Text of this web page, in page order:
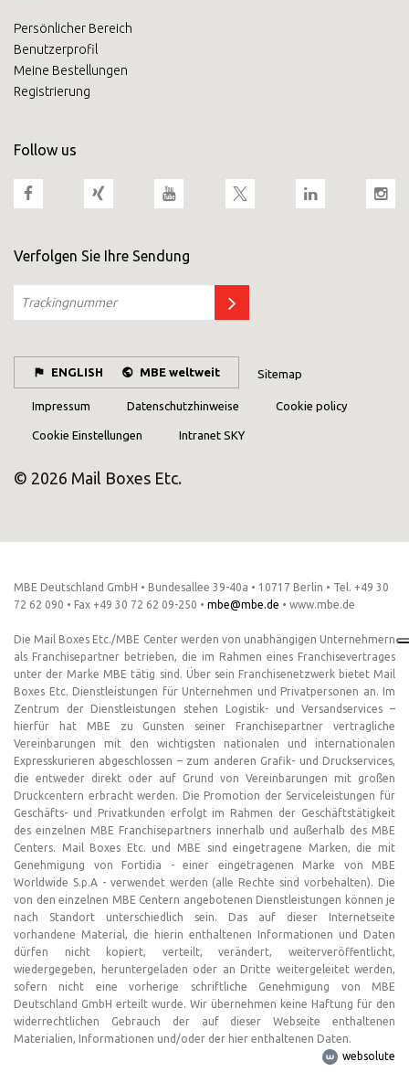
Persönlicher Bereich
Benutzerprofil
Meine Bestellungen
Registrierung
Follow us
Verfolgen Sie Ihre Sendung
ENGLISH MBE weltweit Sitemap
Impressum Datenschutzhinweise Cookie policy
Cookie Einstellungen Intranet SKY
© 2026 Mail Boxes Etc.
MBE Deutschland GmbH • Bundesallee 39-40a • 10717 Berlin • Tel. +49 30
72 62 090 • Fax +49 30 72 62 09-250 • mbe@mbe.de • www.mbe.de
Die Mail Boxes Etc./MBE Center werden von unabhängigen Unternehmern
als Franchisepartner betrieben, die im Rahmen eines Franchisevertrages
unter der Marke MBE tätig sind. Über sein Franchisenetzwerk bietet Mail
Boxes Etc. Dienstleistungen für Unternehmen und Privatpersonen an. Im
Zentrum der Dienstleistungen stehen Logistik- und Versandservices –
hierfür hat MBE zu Gunsten seiner Franchisepartner vertragliche
Vereinbarungen mit den wichtigsten nationalen und internationalen
Expresskurieren abgeschlossen – zum anderen Grafik- und Druckservices,
die entweder direkt oder auf Grund von Vereinbarungen mit großen
Druckcentern erbracht werden. Die Promotion der Serviceleistungen für
Geschäfts- und Privatkunden erfolgt im Rahmen der Geschäftstätigkeit
des einzelnen MBE Franchisepartners innerhalb und außerhalb des MBE
Centers. Mail Boxes Etc. und MBE sind eingetragene Marken, die mit
Genehmigung von Fortidia - einer eingetragenen Marke von MBE
Worldwide S.p.A - verwendet werden (alle Rechte sind vorbehalten). Die
von den einzelnen MBE Centern angebotenen Dienstleistungen können je
nach Standort unterschiedlich sein. Das auf dieser Internetseite
vorhandene Material, die hierin enthaltenen Informationen und Daten
dürfen nicht kopiert, verteilt, verändert, weiterveröffentlicht,
wiedergegeben, heruntergeladen oder an Dritte weitergeleitet werden,
sofern nicht eine vorherige schriftliche Genehmigung von MBE
Deutschland GmbH erteilt wurde. Wir übernehmen keine Haftung für den
widerrechtlichen Gebrauch der auf dieser Webseite enthaltenen
Materialien, Informationen und/oder der hier enthaltenen Daten.
websolute
Europe
Benötigen Sie eine
SUCHEN SIE UNTER DEN ANDEREN 160
MBE CENTERN IN DEUTSCHLAND
Region.